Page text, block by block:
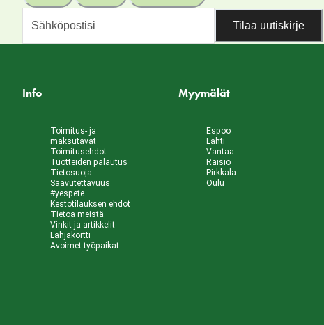
Tilaa uutiskirje
Info
Toimitus- ja
maksutavat
Toimitusehdot
Tuotteiden palautus
Tietosuoja
Saavutettavuus
#yespete
Kestotilauksen ehdot
Tietoa meistä
Vinkit ja artikkelit
Lahjakortti
Avoimet työpaikat
Myymälät
Espoo
Lahti
Vantaa
Raisio
Pirkkala
Oulu